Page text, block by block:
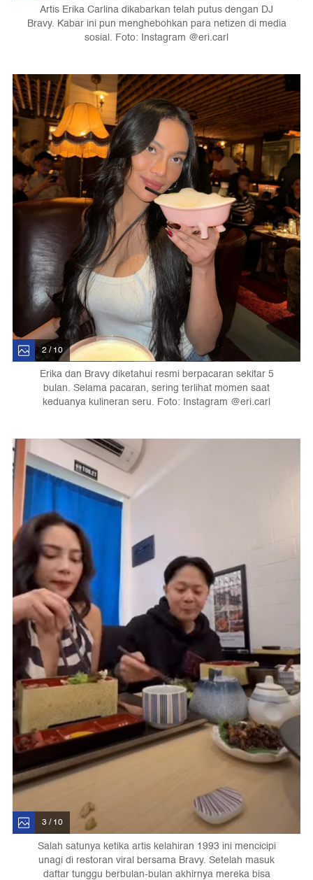
Artis Erika Carlina dikabarkan telah putus dengan DJ
Bravy. Kabar ini pun menghebohkan para netizen di media
sosial. Foto: Instagram @eri.carl
2 / 10
Erika dan Bravy diketahui resmi berpacaran sekitar 5
bulan. Selama pacaran, sering terlihat momen saat
keduanya kulineran seru. Foto: Instagram @eri.carl
3 / 10
Salah satunya ketika artis kelahiran 1993 ini mencicipi
unagi di restoran viral bersama Bravy. Setelah masuk
daftar tunggu berbulan-bulan akhirnya mereka bisa